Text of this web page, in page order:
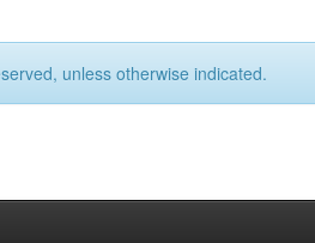
unless otherwise indicated.